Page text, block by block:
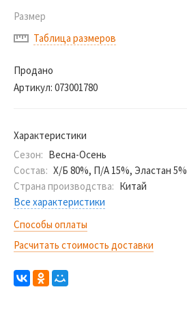
Размер
Таблица размеров
Продано
Артикул: 073001780
Характеристики
Сезон: Весна-Осень
Состав: Х/Б 80%, П/А 15%, Эластан 5%
Страна производства: Китай
Все характеристики
Способы оплаты
Расчитать стоимость доставки